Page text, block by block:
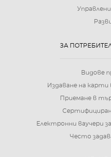
ЗА
Видове
Издаване на карти
Приемане в
Електронни ваучери
Често